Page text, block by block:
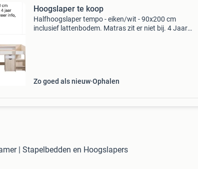
Hoogslaper te koop
Halfhoogslaper tempo - eiken/wit - 90x200 cm
inclusief lattenbodem. Matras zit er niet bij. 4 Jaar
Zo goed als nieuw Ophalen
| Stapelbedden en Hoogslapers